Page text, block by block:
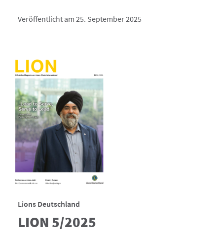
Veröffentlicht am 25. September 2025
Lions Deutschland
LION 5/2025